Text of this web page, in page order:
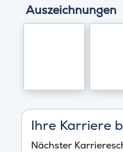
Auszeichnungen
Ihre Karriere
Nächster